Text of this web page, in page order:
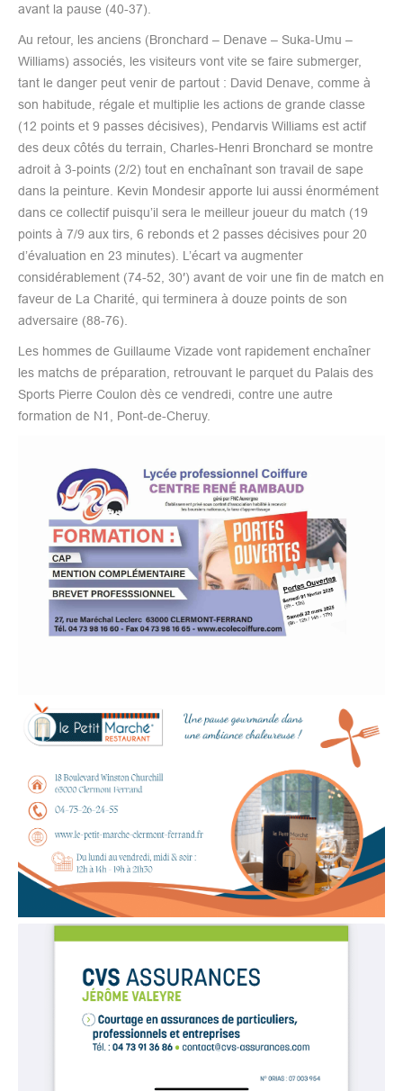
avant la pause (40-37).
Au retour, les anciens (Bronchard – Denave – Suka-Umu –
Williams) associés, les visiteurs vont vite se faire submerger,
tant le danger peut venir de partout : David Denave, comme à
son habitude, régale et multiplie les actions de grande classe
(12 points et 9 passes décisives), Pendarvis Williams est actif
des deux côtés du terrain, Charles-Henri Bronchard se montre
adroit à 3-points (2/2) tout en enchaînant son travail de sape
dans la peinture. Kevin Mondesir apporte lui aussi énormément
dans ce collectif puisqu’il sera le meilleur joueur du match (19
points à 7/9 aux tirs, 6 rebonds et 2 passes décisives pour 20
d’évaluation en 23 minutes). L’écart va augmenter
considérablement (74-52, 30′) avant de voir une fin de match en
faveur de La Charité, qui terminera à douze points de son
adversaire (88-76).
Les hommes de Guillaume Vizade vont rapidement enchaîner
les matchs de préparation, retrouvant le parquet du Palais des
Sports Pierre Coulon dès ce vendredi, contre une autre
formation de N1, Pont-de-Cheruy.